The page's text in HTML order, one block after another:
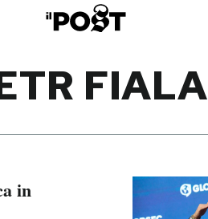
FIALA
in